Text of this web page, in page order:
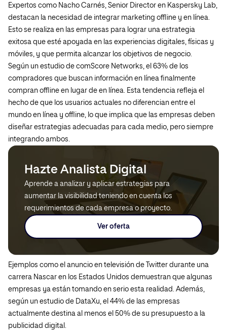
Expertos como Nacho Carnés, Senior Director en Kaspersky Lab,
destacan la necesidad de integrar marketing offline y en línea.
Esto se realiza en las empresas para lograr una estrategia
exitosa que esté apoyada en las experiencias digitales, físicas y
móviles, y que permita alcanzar los objetivos de negocio.
Según un estudio de comScore Networks, el 63% de los
compradores que buscan información en línea finalmente
compran offline en lugar de en línea. Esta tendencia refleja el
hecho de que los usuarios actuales no diferencian entre el
mundo en línea y offline, lo que implica que las empresas deben
diseñar estrategias adecuadas para cada medio, pero siempre
integrando ambos.
Hazte Analista Digital
Aprende a analizar y aplicar estrategias para
aumentar la visibilidad teniendo en cuenta los
requerimientos de cada empresa o proyecto.
Ver oferta
Ejemplos como el anuncio en televisión de Twitter durante una
carrera Nascar en los Estados Unidos demuestran que algunas
empresas ya están tomando en serio esta realidad. Además,
según un estudio de DataXu, el 44% de las empresas
actualmente destina al menos el 50% de su presupuesto a la
publicidad digital.